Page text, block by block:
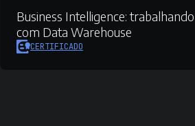
Business Intelligence:trabalhando
com Data Warehouse
CERTIFICADO